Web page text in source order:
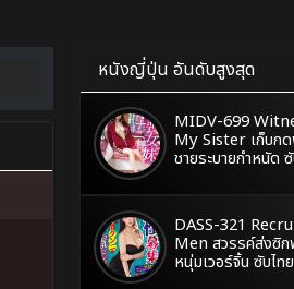
หนังญี่ปุ่น อันดับสูงสุด
MIDV-699
My Sister เก็บก
ชายระบายกำหนัด
DASS-321
Men สวรรค์ส่งซิ
หนุ่มเวอร์จิ้น ซับไทย